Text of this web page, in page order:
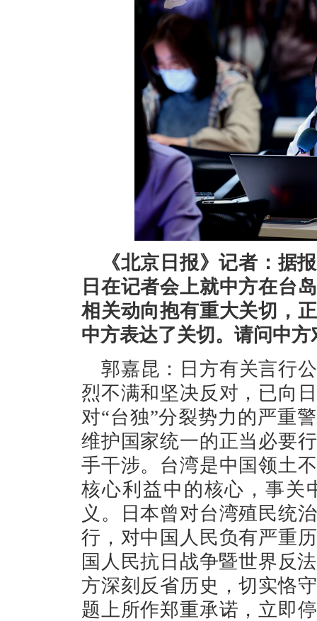
《北京日报》记者：据
日在记者会上就中方在台
相关动向抱有重大关切，
中方表达了关切。请问中
郭嘉昆：日方有关言行
烈不满和坚决反对，已向
对“台独”分裂势力的严重
维护国家统一的正当必要
手干涉。台湾是中国领土
核心利益中的核心，事关
义。日本曾对台湾殖民统
行，对中国人民负有严重
国人民抗日战争暨世界反
方深刻反省历史，切实恪
题上所作郑重承诺，立即